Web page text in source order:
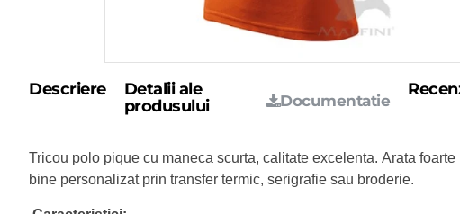
Descriere
Detalii ale
produsului
Documentatie
Tricou polo pique cu maneca scurta, calitate excelenta. Arata foarte
bine personalizat prin transfer termic, serigrafie sau broderie.